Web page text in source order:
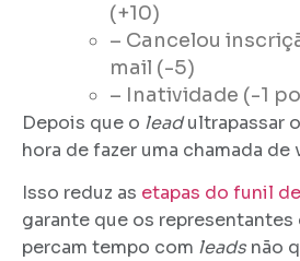
(+10)
– Cancelou
mail (-5)
– Inatividade (-1
Depois que o leadultrapassar
hora de fazer uma chamada de
Isso reduz as etapas do funil
garante que os representantes
percam tempo com leads não